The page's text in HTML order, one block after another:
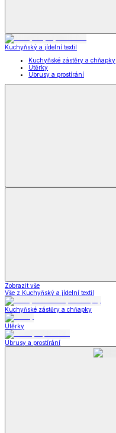
Kuchyňský a jídelní textil
Kuchyňské zástěry a chňapky
Utěrky
Ubrusy a prostírání
Zobrazit vše
Vše z Kuchyňský a jídelní textil
Kuchyňské zástěry a chňapky
Utěrky
Ubrusy a prostírání